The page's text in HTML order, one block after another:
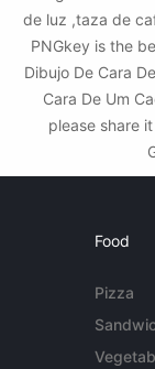
de luz ,taza de
PNGkey is the
Dibujo De Cara
Cara De Um
please share
Food
Pizza